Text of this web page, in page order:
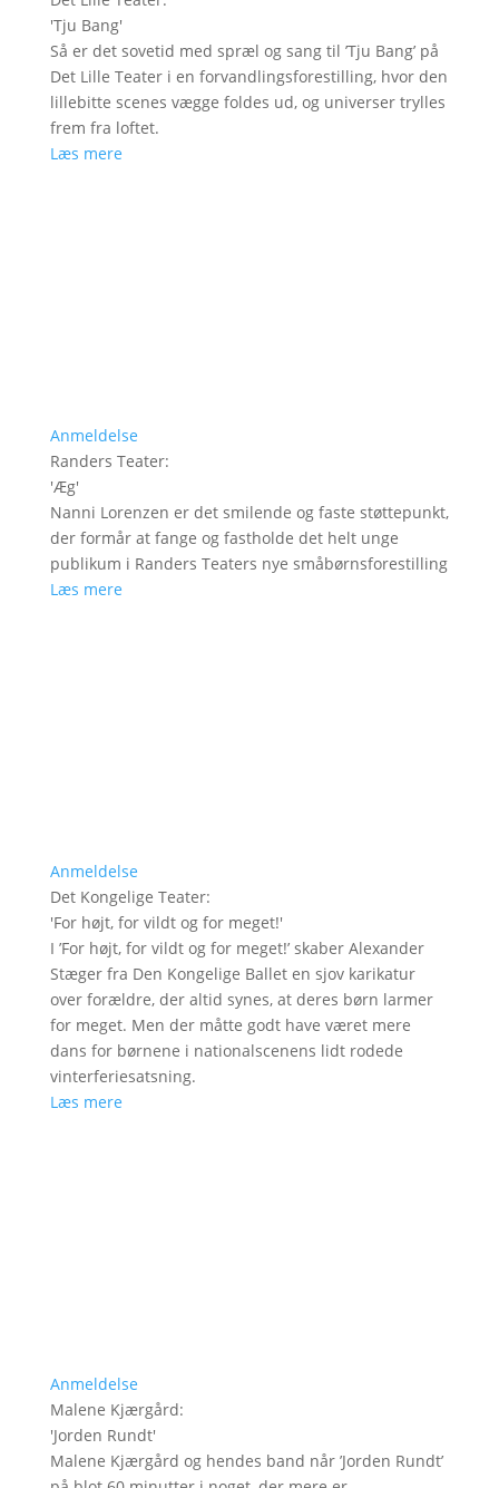
'Tju Bang'
Så er det sovetid med spræl og sang til ’Tju Bang’ på
Det Lille Teater i en forvandlingsforestilling, hvor den
lillebitte scenes vægge foldes ud, og universer trylles
frem fra loftet.
Læs mere
Anmeldelse
Randers Teater:
'Æg'
Nanni Lorenzen er det smilende og faste støttepunkt,
der formår at fange og fastholde det helt unge
publikum i Randers Teaters nye småbørnsforestilling
Læs mere
Anmeldelse
Det Kongelige Teater:
'For højt, for vildt og for meget!'
I ’For højt, for vildt og for meget!’ skaber Alexander
Stæger fra Den Kongelige Ballet en sjov karikatur
over forældre, der altid synes, at deres børn larmer
for meget. Men der måtte godt have været mere
dans for børnene i nationalscenens lidt rodede
vinterferiesatsning.
Læs mere
Anmeldelse
Malene Kjærgård:
'Jorden Rundt'
Malene Kjærgård og hendes band når ’Jorden Rundt’